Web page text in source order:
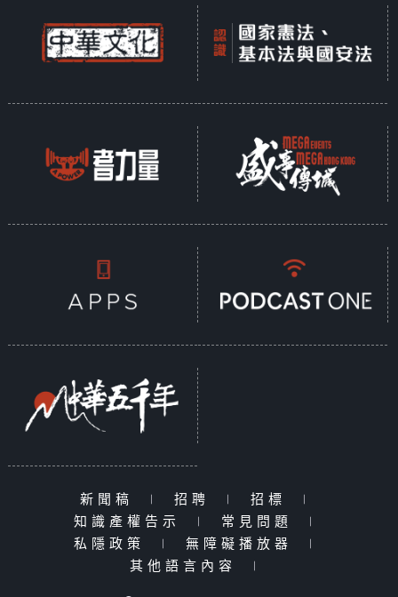
新聞稿 | 招聘 | 招標
|
知識產權告示
| 常見問題
|
私隱政策
| 無障礙播放器
|
其他語言內容
|